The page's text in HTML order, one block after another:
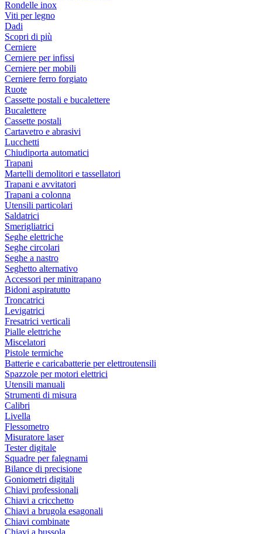
Rondelle inox
Viti per legno
Dadi
Scopri di più
Cerniere
Cerniere per infissi
Cerniere per mobili
Cerniere ferro forgiato
Ruote
Cassette postali e bucalettere
Bucalettere
Cassette postali
Cartavetro e abrasivi
Lucchetti
Chiudiporta automatici
Trapani
Martelli demolitori e tassellatori
Trapani e avvitatori
Trapani a colonna
Utensili particolari
Saldatrici
Smerigliatrici
Seghe elettriche
Seghe circolari
Seghe a nastro
Seghetto alternativo
Accessori per minitrapano
Bidoni aspiratutto
Troncatrici
Levigatrici
Fresatrici verticali
Pialle elettriche
Miscelatori
Pistole termiche
Batterie e caricabatterie per elettroutensili
Spazzole per motori elettrici
Utensili manuali
Strumenti di misura
Calibri
Livella
Flessometro
Misuratore laser
Tester digitale
Squadre per falegnami
Bilance di precisione
Goniometri digitali
Chiavi professionali
Chiavi a cricchetto
Chiavi a brugola esagonali
Chiavi combinate
Chiavi a bussola